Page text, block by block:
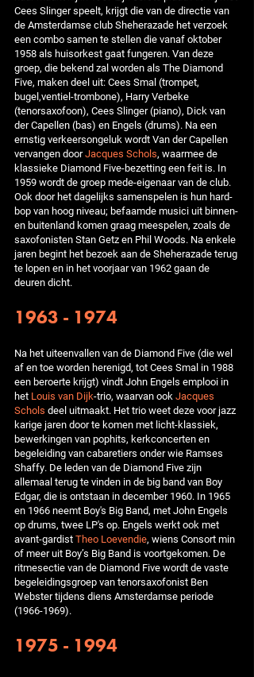
Cees Slinger speelt, krijgt die van de directie van
de Amsterdamse club Sheherazade het verzoek
een combo samen te stellen die vanaf oktober
1958 als huisorkest gaat fungeren. Van deze
groep, die bekend zal worden als The Diamond
Five, maken deel uit: Cees Smal (trompet,
bugel,ventiel-trombone), Harry Verbeke
(tenorsaxofoon), Cees Slinger (piano), Dick van
der Capellen (bas) en Engels (drums). Na een
ernstig verkeersongeluk wordt Van der Capellen
vervangen doorJacques Schols, waarmee de
klassieke Diamond Five-bezetting een feit is. In
1959 wordt de groep mede-eigenaar van de club.
Ook door het dagelijks samenspelen is hun hard-
bop van hoog niveau; befaamde musici uit binnen-
en buitenland komen graag meespelen, zoals de
saxofonisten Stan Getz en Phil Woods. Na enkele
jaren begint het bezoek aan de Sheherazade terug
te lopen en in het voorjaar van 1962 gaan de
deuren dicht.
1963 - 1974
Na het uiteenvallen van de Diamond Five (die wel
af en toe worden herenigd, tot Cees Smal in 1988
een beroerte krijgt) vindt John Engels emplooi in
het Louis van Dijk-trio, waarvan ookJacques
Schols deel uitmaakt. Het trio weet deze voor jazz
karige jaren door te komen met licht-klassiek,
bewerkingen van pophits, kerkconcerten en
begeleiding van cabaretiers onder wie Ramses
Shaffy. De leden van de Diamond Five zijn
allemaal terug te vinden in de big band van Boy
Edgar, die is ontstaan in december 1960. In 1965
en 1966 neemt Boy's Big Band, met John Engels
op drums, twee LP's op. Engels werkt ook met
avant-gardistTheo Loevendie, wiens Consort min
of meer uit Boy’s Big Band is voortgekomen. De
ritmesectie van de Diamond Five wordt de vaste
begeleidingsgroep van tenorsaxofonist Ben
Webster tijdens diens Amsterdamse periode
(1966-1969).
1975 - 1994